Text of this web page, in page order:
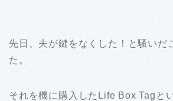
先日、夫が鍵をなくした！と騒いだ
た。
それを機に購入したLife Box Tagと